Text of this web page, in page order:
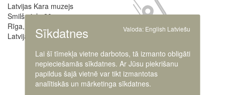
Latvijas Kara muzejs
Smilšu iela 20
Rīga, LV-1050,
Latvija
Sīkdatnes Valoda: English Latviešu
Lai šī tīmekļa vietne darbotos, tā izmanto obligāti
nepieciešamās sīkdatnes. Ar Jūsu piekrišanu
papildus šajā vietnē var tikt izmantotas
analītiskās un mārketinga sīkdatnes.